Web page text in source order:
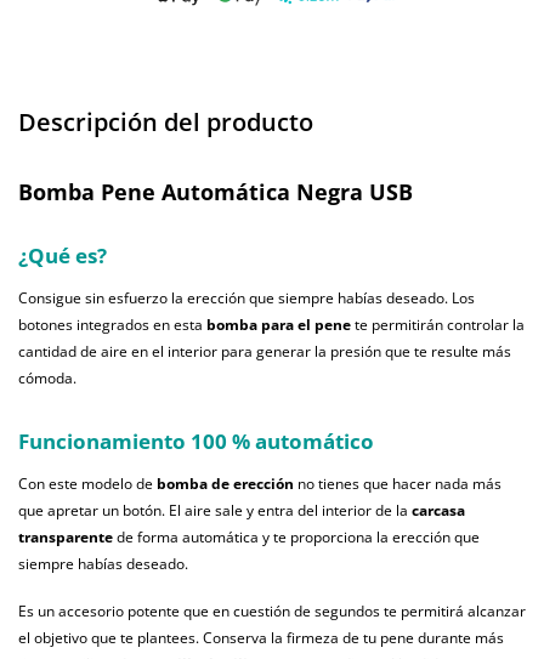
Descripción del producto
Bomba Pene Automática Negra USB
¿Qué es?
Consigue sin esfuerzo la erección que siempre habías deseado. Los
botones integrados en esta bomba para el penete permitirán controlar la
cantidad de aire en el interior para generar la presión que te resulte más
cómoda.
Funcionamiento 100 % automático
Con este modelo de bomba de erección no tienes que hacer nada más
que apretar un botón. El aire sale y entra del interior de la carcasa
transparentede forma automática y te proporciona la erección que
siempre habías deseado.
Es un accesorio potente que en cuestión de segundos te permitirá alcanzar
el objetivo que te plantees. Conserva la firmeza de tu pene durante más